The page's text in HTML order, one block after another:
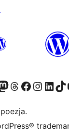
Twitter)
konto Bluesky
nasze konto na Mastodoncie
Odwiedź naszego Threadsa
Odwiedź naszego
Odwiedź nasze konto
Odwiedź nasze